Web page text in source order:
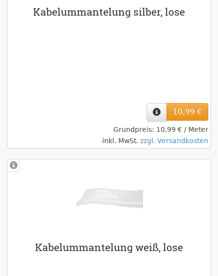
Kabelummantelung silber, lose
10,99 €
Grundpreis: 10,99 € / Meter
inkl. MwSt. zzgl. Versandkosten
Kabelummantelung weiß, lose